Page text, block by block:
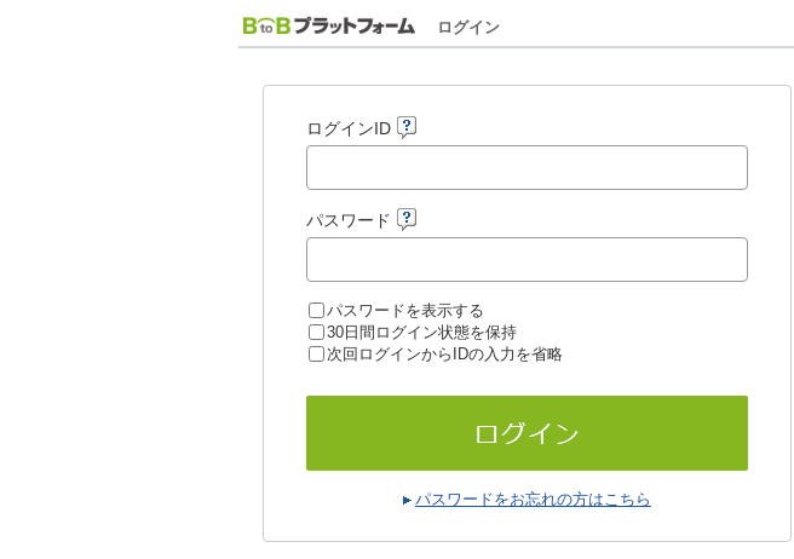
ログイン
ログインID
パスワード
パスワードを表示する
30日間ログイン状態を保持
次回ログインからIDの入力を省略
パスワードをお忘れの方はこちら